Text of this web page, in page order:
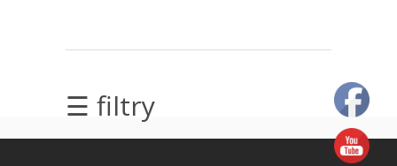
☰ filtry
Wibrodiagnostyka
Wizualizacja